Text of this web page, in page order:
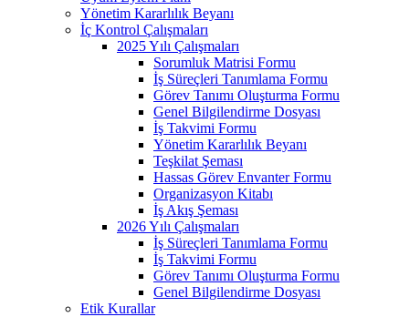
Yönetim Kararlılık Beyanı
İç Kontrol Çalışmaları
2025 Yılı Çalışmaları
Sorumluk Matrisi Formu
İş Süreçleri Tanımlama Formu
Görev Tanımı Oluşturma Formu
Genel Bilgilendirme Dosyası
İş Takvimi Formu
Yönetim Kararlılık Beyanı
Teşkilat Şeması
Hassas Görev Envanter Formu
Organizasyon Kitabı
İş Akış Şeması
2026 Yılı Çalışmaları
İş Süreçleri Tanımlama Formu
İş Takvimi Formu
Görev Tanımı Oluşturma Formu
Genel Bilgilendirme Dosyası
Etik Kurallar